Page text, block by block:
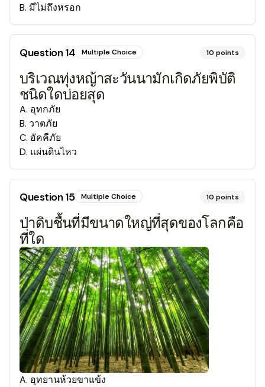
B. มีไม่ถึงหรอก
Question14 Multiple Choice 10 points
บริเวณทุ่งหญ้าสะวันนามักเกิดภัยพิบัติ
ชนิดใดบ่อยสุด
A. อุทกภัย
B. วาตภัย
C. อัคคีภัย
D. แผ่นดินไหว
Question15 Multiple Choice 10 points
ป่าดิบชื้นที่มีขนาดใหญ่ที่สุดของโลกคือ
ที่ใด
A. อุทยานห้วยขาแข้ง